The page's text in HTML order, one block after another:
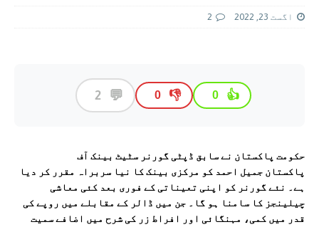
اگست 23, 2022 2
👍
0
👎
0
💬
2
حکومت پاکستان نے سابق ڈپٹی گورنر سٹیٹ بینک آف
پاکستان جمیل احمد کو مرکزی بینک کا نیا سربراہ مقرر کر دیا
ہے۔ نئے گورنر کو اپنی تعیناتی کے فوری بعد کئی معاشی
چیلینجز کا سامنا ہو گا۔ جن میں ڈالر کے مقابلے میں روپے کی
قدر میں کمی، مہنگائی اور افراط زر کی شرح میں اضافے سمیت